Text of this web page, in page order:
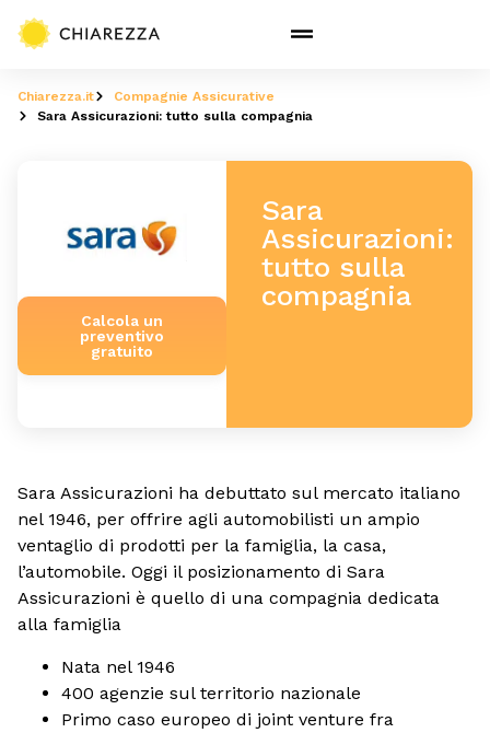
Chiarezza.it
Compagnie Assicurative
Sara Assicurazioni: tutto sulla compagnia
Calcola un
preventivo
gratuito
Sara
Assicurazioni:
tutto sulla
compagnia
Sara Assicurazioni ha debuttato sul mercato italiano
nel 1946, per offrire agli automobilisti un ampio
ventaglio di prodotti per la famiglia, la casa,
l’automobile. Oggi il posizionamento di Sara
Assicurazioni è quello di una compagnia dedicata
alla famiglia
Nata nel 1946
400 agenzie sul territorio nazionale
Primo caso europeo di joint venture fra